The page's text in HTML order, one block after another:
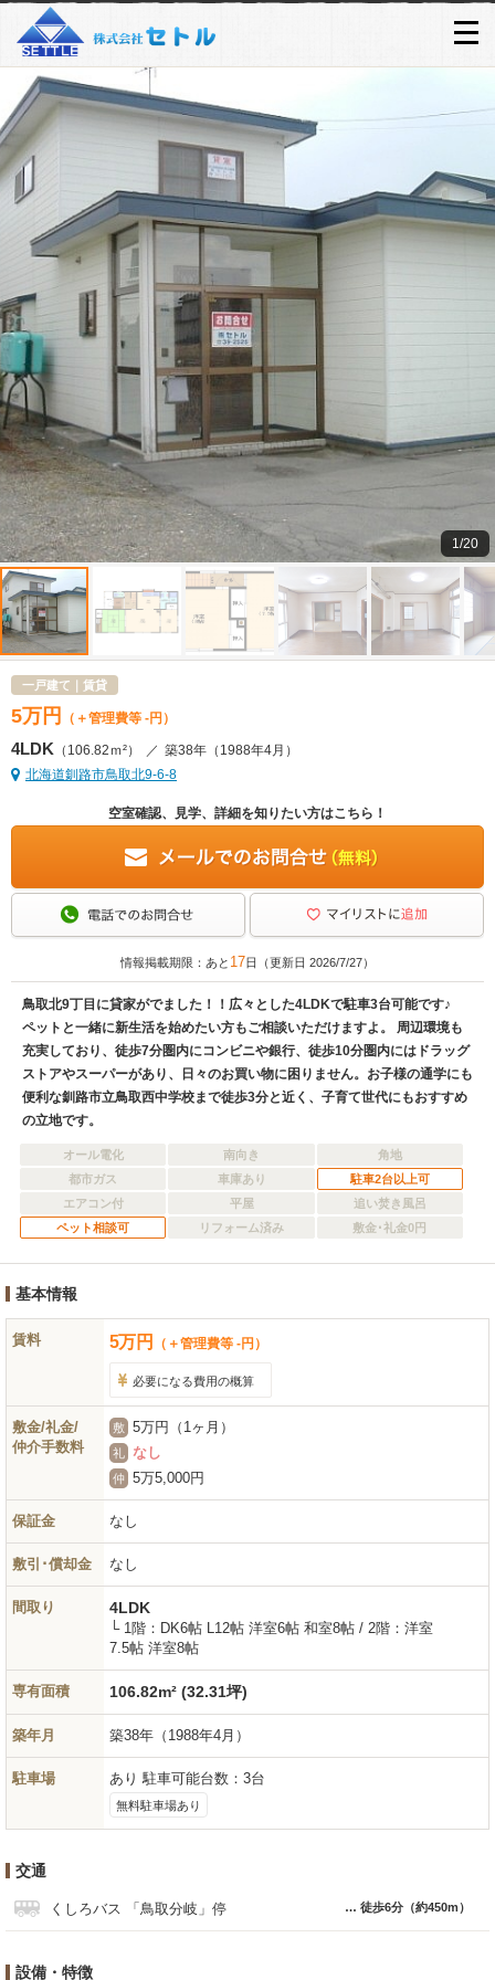
1/20
一戸建て｜賃貸
5万 円 （＋管理費等 -円）
4LDK （106.82ｍ²） ／ 築38年 （1988年4月）
北海道釧路市鳥取北9-6-8
空室確認、見学、詳細を知りたい方はこちら！
情報掲載期限：あと 17日（更新日 2026/7/27）
鳥取北9丁目に貸家がでました！！広々とした4LDKで駐車3台可能です♪
ペットと一緒に新生活を始めたい方もご相談いただけますよ。 周辺環境も
充実しており、徒歩7分圏内にコンビニや銀行、徒歩10分圏内にはドラッグ
ストアやスーパーがあり、日々のお買い物に困りません。お子様の通学にも
便利な釧路市立鳥取西中学校まで徒歩3分と近く、子育て世代にもおすすめ
の立地です。
オール電化 南向き
角地
都市ガス
車庫あり
駐車2台以上可
エアコン付
平屋
追い焚き風呂
ペット相談可
リフォーム済み 敷金･礼金0円
基本情報
賃料 5万円 （＋管理費等 -円）
必要になる費用の概算
敷金/礼金/
仲介手数料
敷 5万円（1ヶ月）
礼 なし
仲 5万5,000円
保証金 なし
敷引･償却金 なし
間取り 4LDK
└ 1階：DK6帖 L12帖 洋室6帖 和室8帖 / 2階：洋室
7.5帖 洋室8帖
専有面積 106.82m² (32.31坪)
築年月 築38年 （1988年4月）
駐車場 あり 駐車可能台数：3台
無料駐車場あり
交通
くしろバス 「鳥取分岐」停 徒歩6分 （約450m）
設備・特徴